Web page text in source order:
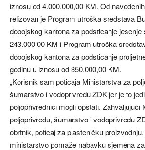
iznosu od 4.000.000,00 KM. Od
relizovan je Program utroška sredstava
dobojskog kantona za podsticanje jesenje
243.000,00 KM i Program utroška
dobojskog kantona za podsticanje
godinu u iznosu od 350.000,00 KM.
„Korisnik sam poticaja Ministarstva za
šumarstvo i vodoprivredu ZDK jer je to
poljoprivrednici mogli opstati. Zahvaljujući
poljoprivredu, šumarstvo i vodoprivredu
obrtnik, poticaj za plasteničku
ministarstvo pomaže nabavku sjemena